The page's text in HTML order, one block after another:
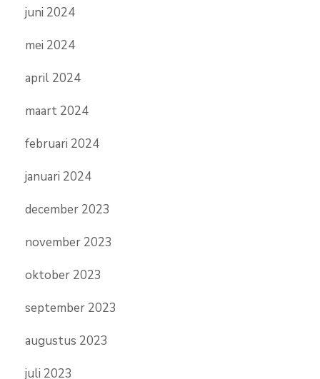
juni 2024
mei 2024
april 2024
maart 2024
februari 2024
januari 2024
december 2023
november 2023
oktober 2023
september 2023
augustus 2023
juli 2023